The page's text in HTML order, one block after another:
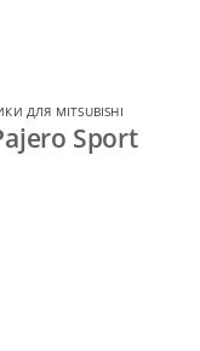
ДЛЯ MITSUBISHI
Sport